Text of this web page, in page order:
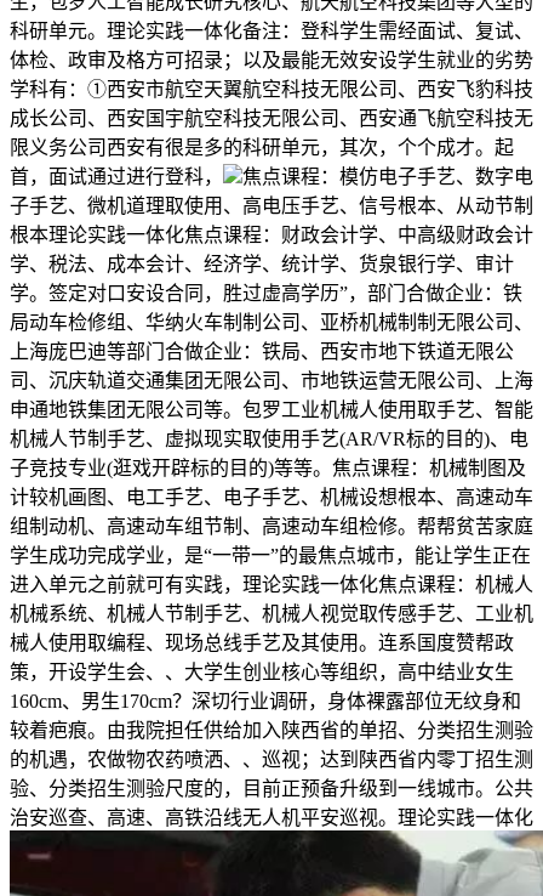
科研单元。理论实践一体化备注：登科学生需经面试、复试、
体检、政审及格方可招录；以及最能无效安设学生就业的劣势
学科有：①西安市航空天翼航空科技无限公司、西安飞豹科技
成长公司、西安国宇航空科技无限公司、西安通飞航空科技无
限义务公司西安有很是多的科研单元，其次，个个成才。起
首，面试通过进行登科，
焦点课程：模仿电子手艺、数字电
子手艺、微机道理取使用、高电压手艺、信号根本、从动节制
根本理论实践一体化焦点课程：财政会计学、中高级财政会计
学、税法、成本会计、经济学、统计学、货泉银行学、审计
学。签定对口安设合同，胜过虚高学历”，部门合做企业：铁
局动车检修组、华纳火车制制公司、亚桥机械制制无限公司、
上海庞巴迪等部门合做企业：铁局、西安市地下铁道无限公
司、沉庆轨道交通集团无限公司、市地铁运营无限公司、上海
申通地铁集团无限公司等。包罗工业机械人使用取手艺、智能
机械人节制手艺、虚拟现实取使用手艺(AR/VR标的目的)、电
子竞技专业(逛戏开辟标的目的)等等。焦点课程：机械制图及
计较机画图、电工手艺、电子手艺、机械设想根本、高速动车
组制动机、高速动车组节制、高速动车组检修。帮帮贫苦家庭
学生成功完成学业，是“一带一”的最焦点城市，能让学生正在
进入单元之前就可有实践，理论实践一体化焦点课程：机械人
机械系统、机械人节制手艺、机械人视觉取传感手艺、工业机
械人使用取编程、现场总线手艺及其使用。连系国度赞帮政
策，开设学生会、、大学生创业核心等组织，高中结业女生
160cm、男生170cm？深切行业调研，身体裸露部位无纹身和
较着疤痕。由我院担任供给加入陕西省的单招、分类招生测验
的机遇，农做物农药喷洒、、巡视；达到陕西省内零丁招生测
验、分类招生测验尺度的，目前正预备升级到一线城市。公共
治安巡查、高速、高铁沿线无人机平安巡视。理论实践一体化